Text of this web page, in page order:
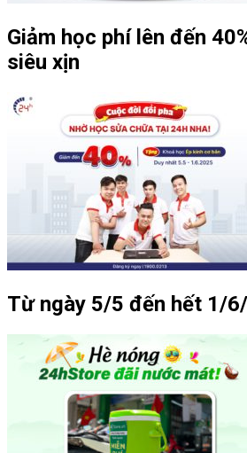
Giảm học phí lên đến
siêu xịn
Từ ngày 5/5 đến hết 1/